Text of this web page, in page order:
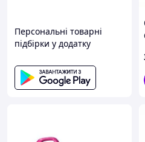
Персональні товарні
підбірки у додатку